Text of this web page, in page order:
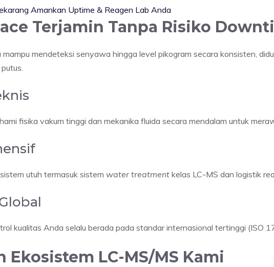
Amankan Uptime & Reagen Lab Anda
Terjamin Tanpa Risiko
mendeteksi senyawa hingga level pikogram secara konsisten,
fisika vakum tinggi dan mekanika fluida secara mendalam untuk
utuh termasuk sistem water treatment kelas LC-MS dan logistik
kualitas Anda selalu berada pada standar internasional tertinggi (ISO
Ekosistem LC-MS/MS Kami